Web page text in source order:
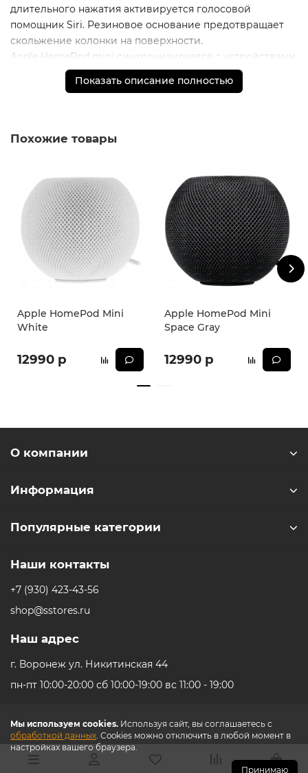
длительного нажатия активируется голосовой
помощник Siri. Резиновое основание предотвращает
скольжение колонки на поверхности.
Apple HomePod mini синхронизируется с устройствами
посредством технологий AirPlay, Bluetooth и Wi-Fi.
Акустическая система с одним динамиком и двумя
голос. Питание колонки осуществляется от сети.
порядок доставки и оплаты необходимо уточнять у
менеджеров магазина.
Показать описание полностью
Похожие товары
Apple HomePod Mini
White
12990 р
Apple HomePod Mini
Space Gray
12990 р
Мы используем cookies. Используя сайт, вы соглашаетесь с
обработкой данных. Cookies можно отключить в любой момент в
настройках вашего браузера.
Принимаю
О компании
Информация
Популярные категории
Наши контакты
+7 (930) 423-43-56
shop@sstores.ru
Наш адрес
г. Воронеж ул. Никитинская 44
пн-пт 10:00-20:00 сб 10:00-19:00 вс 11:00 - 19:00